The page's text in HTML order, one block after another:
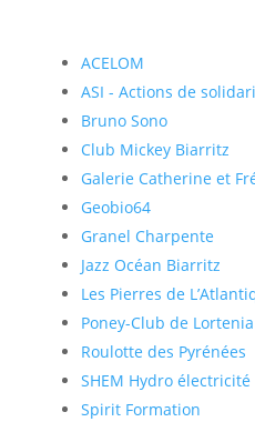
ACELOM
ASI - Actions de
Bruno Sono
Club Mickey Biarritz
Galerie Catherine et
Geobio64
Granel Charpente
Jazz Océan Biarritz
Les Pierres de
Poney-Club de Lortenia
Roulotte des Pyrénées
SHEM Hydro électricité
Spirit Formation